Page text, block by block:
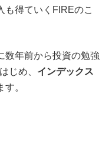
も得ていくFIREのこ
数年前から投資の勉強
じめ、 インデックス
。